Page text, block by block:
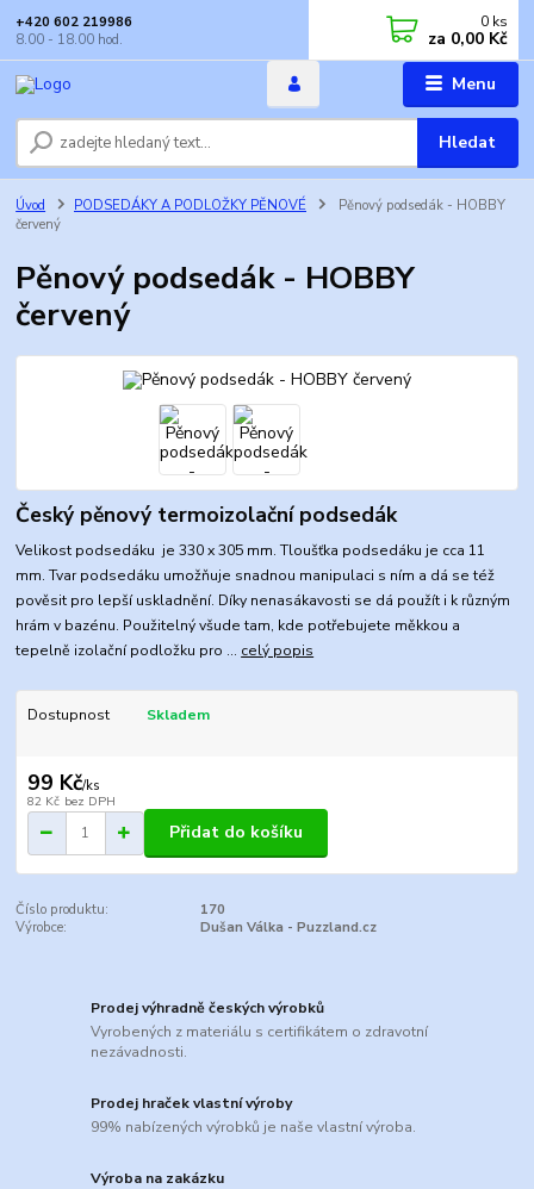
Menu
Hledat
+420 602 219986
8.00 - 18.00 hod.
0 ks
za 0,00 Kč
Úvod PODSEDÁKY A PODLOŽKY PĚNOVÉ
Pěnový podsedák - HOBBY
červený
Pěnový podsedák - HOBBY
červený
Český pěnový termoizolační podsedák
Velikost podsedáku je 330 x 305 mm. Tloušťka podsedáku je cca 11
mm. Tvar podsedáku umožňuje snadnou manipulaci s ním a dá se též
pověsit pro lepší uskladnění. Díky nenasákavosti se dá použít i k různým
hrám v bazénu. Použitelný všude tam, kde potřebujete měkkou a
tepelně izolační podložku pro ... celý popis
Dostupnost Skladem
99 Kč/ks
82 Kč bez DPH
Přidat do košíku
Číslo produktu:
170
Výrobce:
Dušan Válka - Puzzland.cz
Prodej výhradně českých výrobků
Vyrobených z materiálu s certifikátem o zdravotní
nezávadnosti.
Prodej hraček vlastní výroby
99% nabízených výrobků je naše vlastní výroba.
Výroba na zakázku